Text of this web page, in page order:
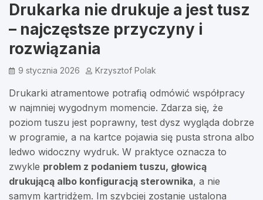
Drukarka nie drukuje a jest tusz
– najczęstsze przyczyny i
rozwiązania
9 stycznia 2026 Krzysztof Polak
Drukarki atramentowe potrafią odmówić współpracy
w najmniej wygodnym momencie. Zdarza się, że
poziom tuszu jest poprawny, test dysz wygląda dobrze
w programie, a na kartce pojawia się pusta strona albo
ledwo widoczny wydruk. W praktyce oznacza to
zwykle problem z podaniem tuszu, głowicą
drukującą albo konfiguracją sterownika, a nie
samym kartridżem. Im szybciej zostanie ustalona